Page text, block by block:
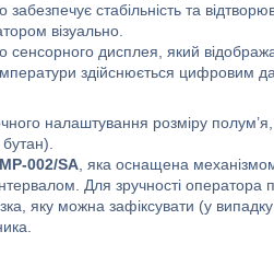
стабільність та
візуально.
дисплея, який
здійснюється цифровим
налаштування розміру
002/SA , яка оснащена
Для зручності оператора
яку можна зафіксувати (у